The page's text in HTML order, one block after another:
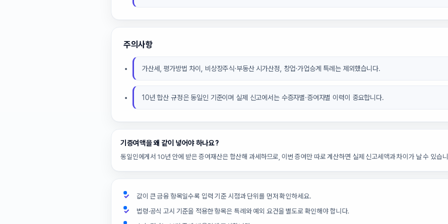
주의사항
가산세, 평가방법 차이, 비상장주식·부동산 시가산정, 창업·가업승계 특례는 제외했습니다.
10년 합산 규정은 동일인 기준이며 실제 신고에서는 수증자별·증여자별 이력이 중요합니다.
기증여액을 왜 같이 넣어야 하나요?
동일인에게서 10년 안에 받은 증여재산은 합산해 과세하므로, 이번 증여만 따로 계산하면 실제 신고세액과 차이가 날 수 있습
값이 큰 금융 항목일수록 입력 기준 시점과 단위를 먼저 확인하세요.
법령·공식 고시 기준을 적용한 항목은 특례와 예외 요건을 별도로 확인해야 합니다.